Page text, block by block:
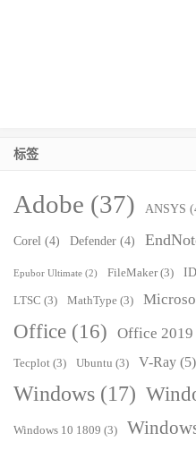
标签
Adobe (37) ANSYS
Corel (4) Defender (4)
Epubor Ultimate (2) FileMaker(3)
LTSC (3) MathType (3)
Office (16) Office 2019
Tecplot (3) Ubuntu (3) V-Ray (5)
Windows (17)
Windows 10 1809 (3)